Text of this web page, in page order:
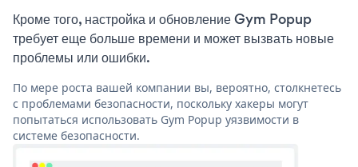
Кроме того, настройка и обновление Gym Popup
требует еще больше времени и может вызвать новые
проблемы или ошибки.
По мере роста вашей компании вы, вероятно, столкнетесь
с проблемами безопасности, поскольку хакеры могут
попытаться использовать Gym Popup уязвимости в
системе безопасности.